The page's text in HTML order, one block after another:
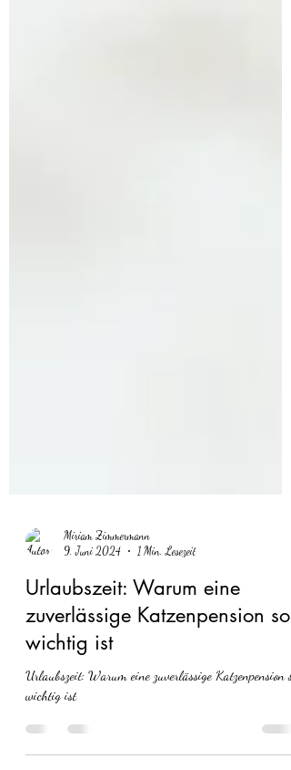
Miriam Zimmermann
9. Juni 2024
Urlaubszeit: Warum eine
zuverlässige Katzenpension so
wichtig ist
Urlaubszeit: Warum eine zuverlässige Katzenpension so